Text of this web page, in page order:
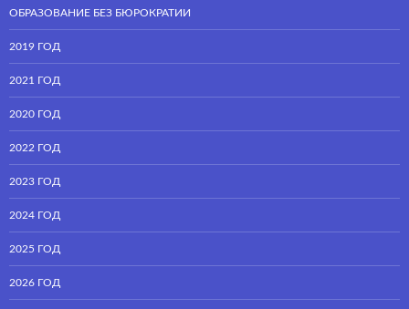
ОБРАЗОВАНИЕ БЕЗ БЮРОКРАТИИ
2019 ГОД
2021 ГОД
2020 ГОД
2022 ГОД
2023 ГОД
2024 ГОД
2025 ГОД
2026 ГОД